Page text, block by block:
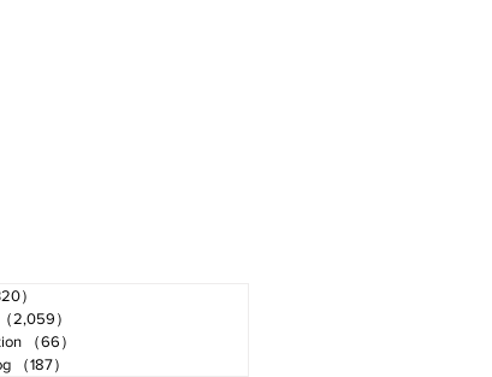
）
（2,059）
（66）
（187）